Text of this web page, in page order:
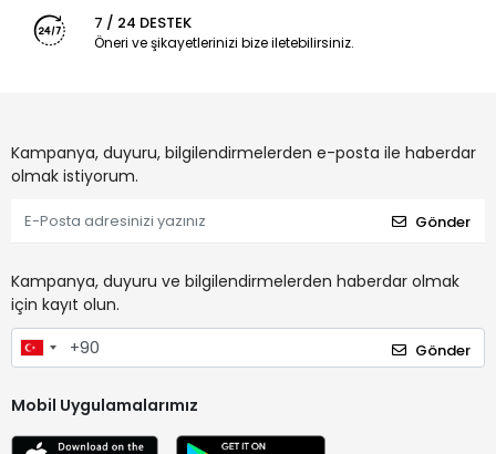
7 / 24 DESTEK
Öneri ve şikayetlerinizi bize iletebilirsiniz.
Kampanya, duyuru, bilgilendirmelerden e-posta ile haberdar
olmak istiyorum.
Gönder
Kampanya, duyuru ve bilgilendirmelerden haberdar olmak
için kayıt olun.
Gönder
Mobil Uygulamalarımız